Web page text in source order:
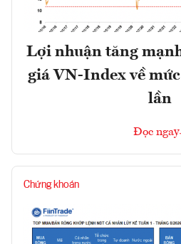
Lợi nhuận tăng
giá VN-Index về
lần
Đọc ngay
Chứng khoán